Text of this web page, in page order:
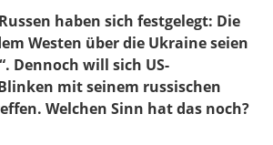
haben sich festgelegt: Die
Westen über die Ukraine seien
Dennoch will sich US-
mit seinem russischen
Welchen Sinn hat das noch?